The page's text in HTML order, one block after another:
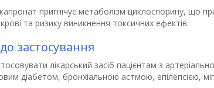
пригнічує метаболізм циклоспорину, що
та ризику виникнення токсичних ефектів.
застосування
лікарський засіб пацієнтам з
діабетом, бронхіальною астмою, епілепсією,